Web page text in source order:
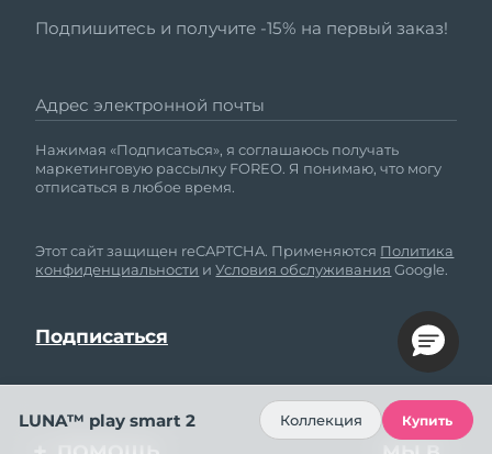
Подпишитесь и получите -15% на первый заказ!
Адрес электронной почты
Нажимая «Подписаться», я соглашаюсь получать
маркетинговую рассылку FOREO. Я понимаю, что могу
отписаться в любое время.
Этот сайт защищен reCAPTCHA. Применяются Политика
конфиденциальности иУсловия обслуживания Google.
LUNA™ play smart 2 Коллекция Купить